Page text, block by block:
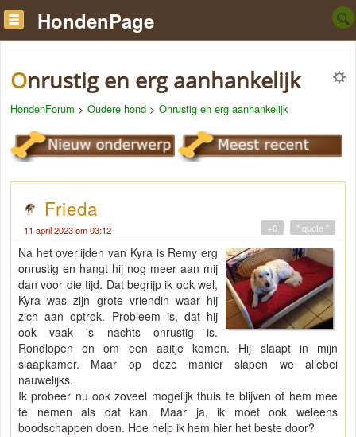
HondenPage
Onrustig en erg aanhankelijk
HondenForum > Oudere hond > Onrustig en erg aanhankelijk
Frieda
11 april 2023 om 03:12 " quote "
+0
Na het overlijden van Kyra is Remy erg
onrustig en hangt hij nog meer aan mij
dan voor die tijd. Dat begrijp ik ook wel,
Kyra was zijn grote vriendin waar hij
zich aan optrok. Probleem is, dat hij
ook vaak 's nachts onrustig is.
Rondlopen en om een aaitje komen. Hij slaapt in mijn
slaapkamer. Maar op deze manier slapen we allebei
nauwelijks.
Ik probeer nu ook zoveel mogelijk thuis te blijven of hem mee
te nemen als dat kan. Maar ja, ik moet ook weleens
boodschappen doen. Hoe help ik hem hier het beste door?